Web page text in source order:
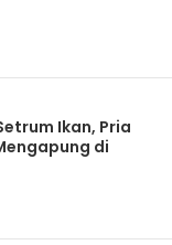
Ikan, Pria
di